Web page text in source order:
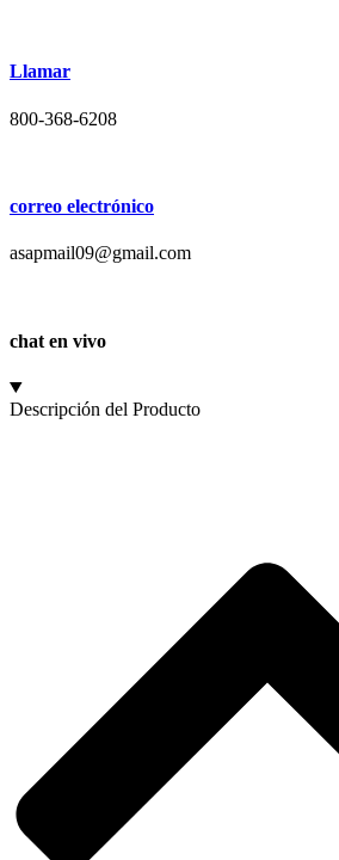
Llamar
800-368-6208
correo electrónico
asapmail09@gmail.com
chat en vivo
Descripción del Producto